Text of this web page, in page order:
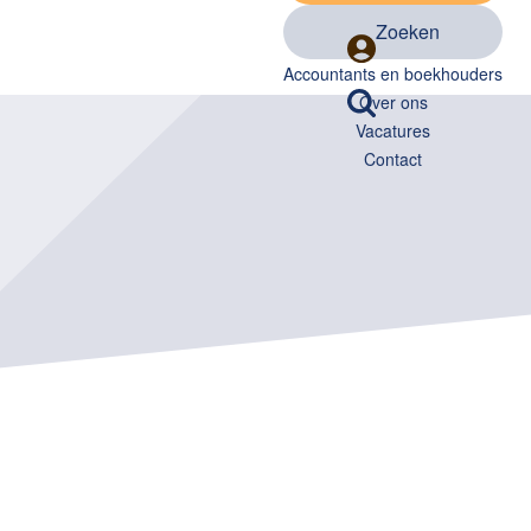
Accountants en boekhouders
Over ons
Vacatures
Contact
Zoeken